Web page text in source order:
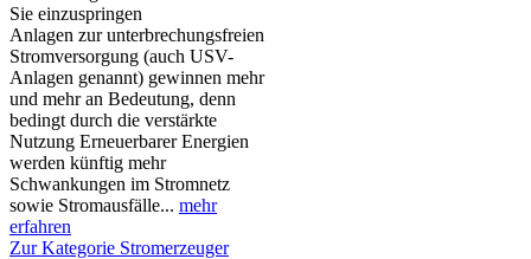
Sie einzuspringen
Anlagen zur unterbrechungsfreien
Stromversorgung (auch USV-
Anlagen genannt) gewinnen mehr
und mehr an Bedeutung, denn
bedingt durch die verstärkte
Nutzung Erneuerbarer Energien
werden künftig mehr
Schwankungen im Stromnetz
sowie Stromausfälle... mehr
erfahren
Zur Kategorie Stromerzeuger